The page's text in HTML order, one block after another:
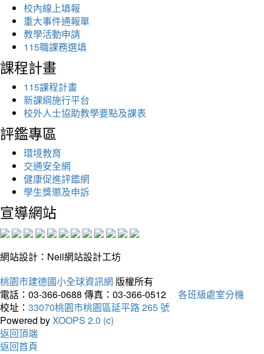
校內線上填報
重大事件通報單
教學活動申請
115職課務選填
課程計畫
115課程計畫
新課綱施行平台
校外人士協助教學要點及課表
評鑑專區
環境教育
交通安全網
健康促進評鑑網
學生獎懲及申訴
宣導網站
網站設計：Neil網站設計工坊
桃園市建德國小全球資訊網 版權所有
電話：03-366-0688 傳真：03-366-0512
各班級處室分機
校址： 33070桃園市桃園區延平路 265 號
Powered byXOOPS 2.0 (c)
返回頂端
返回首頁